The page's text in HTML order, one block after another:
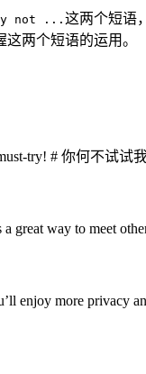
not ... 这两个短语
两个短语的运用。
must-try! # 你何不试
a great way to
enjoy more